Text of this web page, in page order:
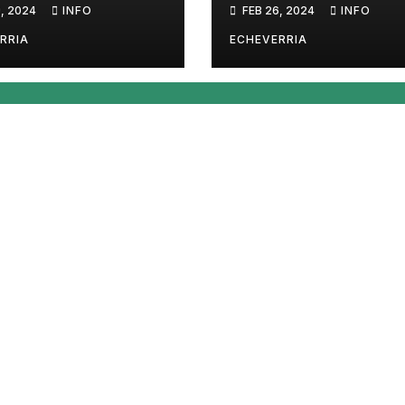
2024 INFO
de Córdoba,
Llaryora
FEB 26, 2024 INFO
ECHEVERRIA